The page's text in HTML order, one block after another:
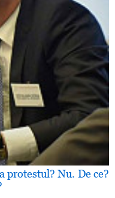
protestul? Nu. De ce?